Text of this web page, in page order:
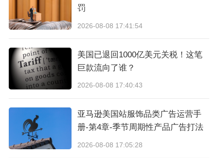
罚
2026-08-08 17:41:54
美国已退回1000亿美元关税！这笔
巨款流向了谁？
2026-08-08 17:40:43
亚马逊美国站服饰品类广告运营手
册-第4章-季节周期性产品广告打法
2026-08-08 17:05:28